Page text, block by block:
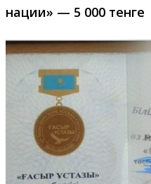
нации» — 5 000 тенге